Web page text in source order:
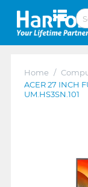
Home /
ACER 27 INCH
UM.HS3SN.101